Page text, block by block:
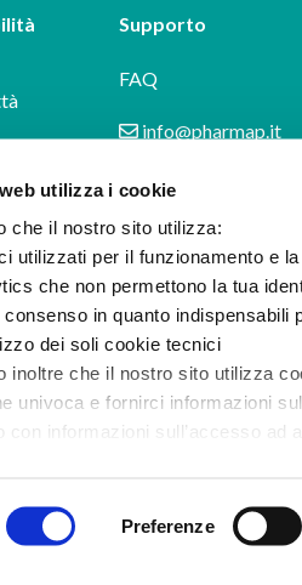
utilizza i cookie
che il nostro sito utilizza:
utilizzati per il funzionamento e
che non permettono la tua
in quanto indispensabili
dei soli cookie tecnici
inoltre che il nostro sito utilizza
univoca e fornirci informazioni
con informazioni sull’accesso ad
link
puoi trovare l’informativa
cookie di profilazione di prima e
Preferenze
Supporto
FAQ
info@pharmap.it